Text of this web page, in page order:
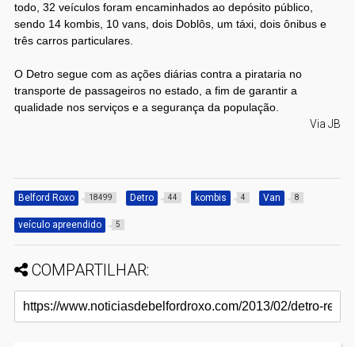
todo, 32 veículos foram encaminhados ao depósito público,
sendo 14 kombis, 10 vans, dois Doblôs, um táxi, dois ônibus e
três carros particulares.
O Detro segue com as ações diárias contra a pirataria no
transporte de passageiros no estado, a fim de garantir a
qualidade nos serviços e a segurança da população.
Via JB
Belford Roxo 18499 Detro 44 kombis 4 Van 8
veículo apreendido 5
COMPARTILHAR: